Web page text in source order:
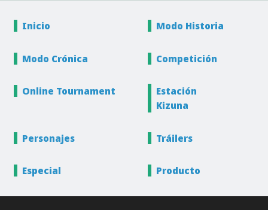
Inicio Modo Historia
Modo Crónica Competición
Online Tournament
Estación
Kizuna
Personajes Tráilers
Especial Producto